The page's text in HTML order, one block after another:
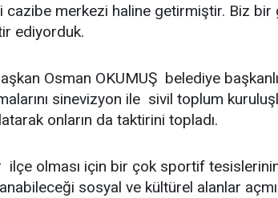
cazibe merkezi haline getirmiştir. Biz bir
ediyorduk.
Osman OKUMUŞ belediye
sinevizyon ile sivil toplum
onların da taktirini topladı.
olması için bir çok sportif
sosyal ve kültürel alanlar